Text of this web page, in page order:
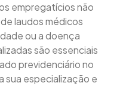
empregatícios não
laudos médicos
ou a doença
são essenciais
previdenciário no
sua especialização e